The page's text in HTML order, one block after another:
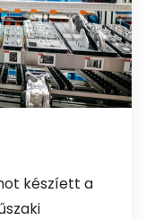
készíett a